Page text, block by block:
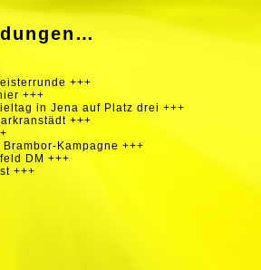
+++
+++
in Jena auf Platz drei +++
+++
Kampagne +++
DM +++
+++